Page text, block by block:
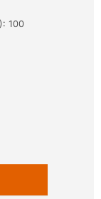
100